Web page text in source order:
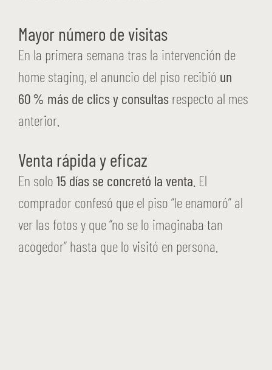
Mayor número de visitas
En la primera semana tras la intervención de
home staging, el anuncio del piso recibió un
60 % más de clics y consultas respecto al mes
anterior.
Venta rápida y eficaz
En solo 15 días se concretó la venta . El
comprador confesó que el piso “le enamoró” al
ver las fotos y que “no se lo imaginaba tan
acogedor” hasta que lo visitó en persona.